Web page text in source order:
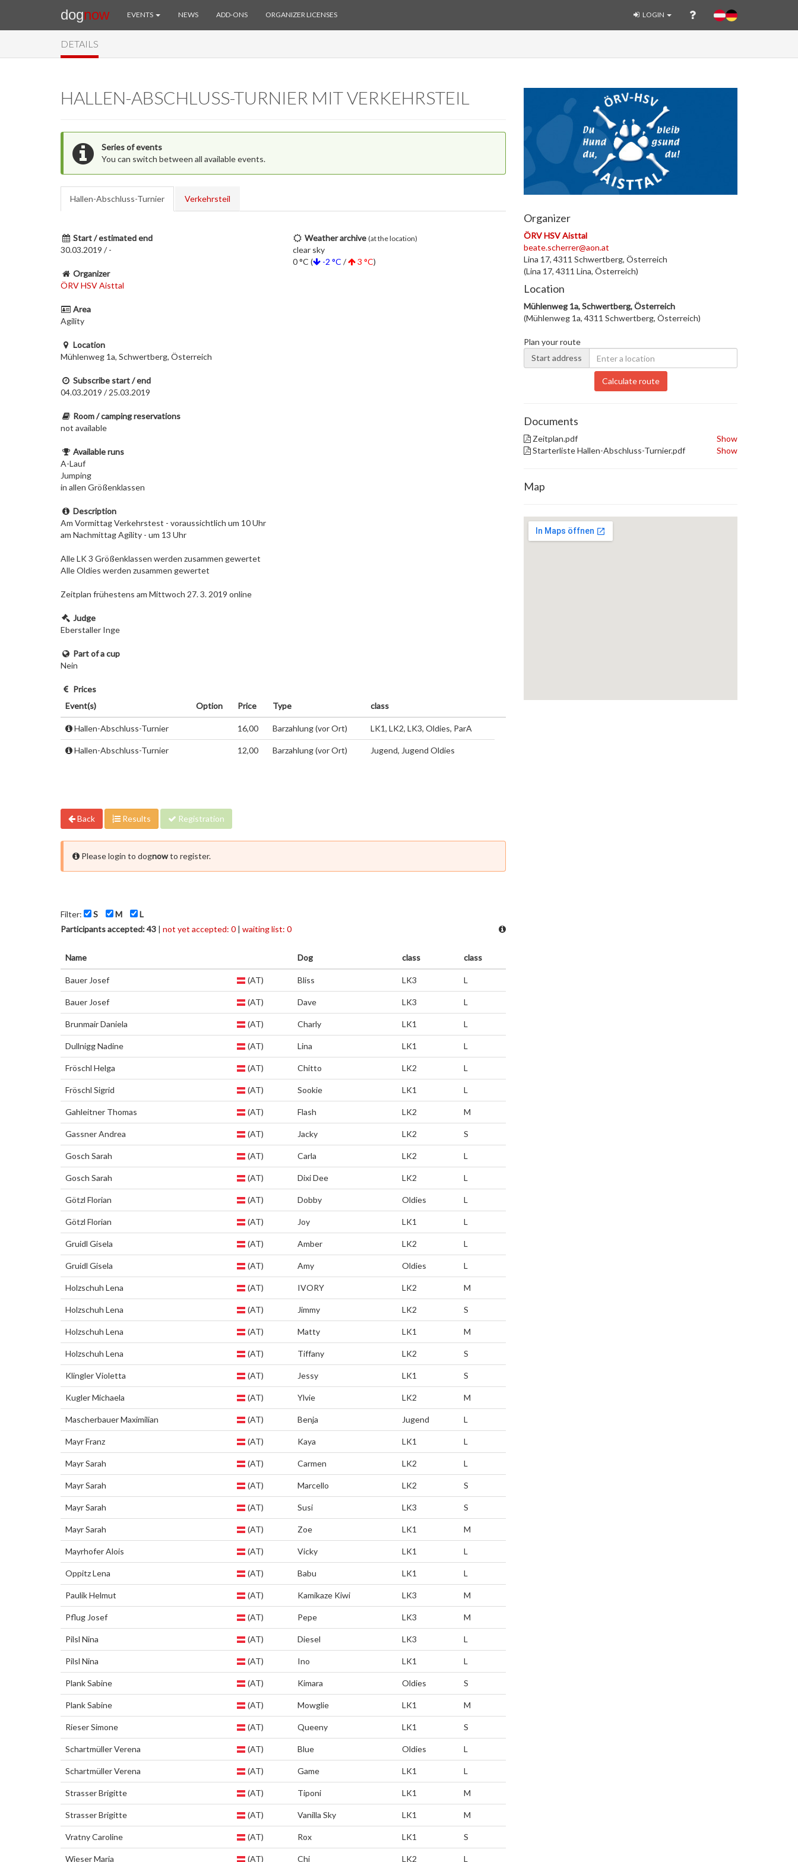
dognow EVENTS NEWS ADD-ONS ORGANIZER LICENSES LOGIN
DETAILS
HALLEN-ABSCHLUSS-TURNIER MIT VERKEHRSTEIL
Series of events
You can switch between all available events.
Hallen-Abschluss-Turnier Verkehrsteil
Start / estimated end
30.03.2019 / -
Organizer
ÖRV HSV Aisttal
Area
Agility
Location
Mühlenweg 1a, Schwertberg, Österreich
Subscribe start / end
04.03.2019 / 25.03.2019
Room / camping reservations
not available
Available runs
A-Lauf
Jumping
in allen Größenklassen
Weather archive (at the location)
clear sky
0 °C (
-2 °C / 3 °C)
Description
Am Vormittag Verkehrstest - voraussichtlich um 10 Uhr
am Nachmittag Agility - um 13 Uhr
Alle LK 3 Größenklassen werden zusammen gewertet
Alle Oldies werden zusammen gewertet
Zeitplan frühestens am Mittwoch 27. 3. 2019 online
Judge
Eberstaller Inge
Part of a cup
Nein
Prices
Event(s)
Option Price Type class
Hallen-Abschluss-Turnier 16,00 Barzahlung (vor Ort) LK1, LK2, LK3, Oldies, ParA
Hallen-Abschluss-Turnier 12,00 Barzahlung (vor Ort) Jugend, Jugend Oldies
Back Results Registration
Please login to dognowto register.
Filter: S M
L
Participants accepted: 43 | not yet accepted: 0 | waiting list: 0
Name Dog class class
Bauer Josef (AT) Bliss LK3 L
Bauer Josef (AT) Dave LK3 L
Brunmair Daniela (AT) Charly LK1 L
Dullnigg Nadine (AT) Lina LK1 L
Fröschl Helga (AT) Chitto LK2 L
Fröschl Sigrid (AT) Sookie LK1 L
Gahleitner Thomas (AT) Flash LK2 M
Gassner Andrea (AT) Jacky LK2 S
Gosch Sarah (AT) Carla LK2 L
Gosch Sarah (AT) Dixi Dee LK2 L
Götzl Florian (AT) Dobby Oldies L
Götzl Florian (AT) Joy LK1 L
Gruidl Gisela (AT) Amber LK2 L
Gruidl Gisela (AT) Amy Oldies L
Holzschuh Lena (AT) IVORY LK2 M
Holzschuh Lena (AT) Jimmy LK2 S
Holzschuh Lena (AT) Matty LK1 M
Holzschuh Lena (AT) Tiffany LK2 S
Klingler Violetta (AT) Jessy LK1 S
Kugler Michaela (AT) Ylvie LK2 M
Mascherbauer Maximilian (AT) Benja Jugend L
Mayr Franz (AT) Kaya LK1 L
Mayr Sarah (AT) Carmen LK2 L
Mayr Sarah (AT) Marcello LK2 S
Mayr Sarah (AT) Susi LK3 S
Mayr Sarah (AT) Zoe LK1 M
Mayrhofer Alois (AT) Vicky LK1 L
Oppitz Lena (AT) Babu LK1 L
Paulik Helmut (AT) Kamikaze Kiwi LK3 M
Pflug Josef (AT) Pepe LK3 M
Pilsl Nina (AT) Diesel LK3 L
Pilsl Nina (AT) Ino LK1 L
Plank Sabine (AT) Kimara Oldies S
Plank Sabine (AT) Mowglie LK1 M
Rieser Simone (AT) Queeny LK1 S
Schartmüller Verena (AT) Blue Oldies L
Schartmüller Verena (AT) Game LK1 L
Strasser Brigitte (AT) Tiponi LK1 M
Strasser Brigitte (AT) Vanilla Sky LK1 M
Vratny Caroline (AT) Rox LK1 S
Wieser Maria (AT) Chi LK2 L
Organizer
ÖRV HSV Aisttal
beate.scherrer@aon.at
Lina 17, 4311 Schwertberg, Österreich
(Lina 17, 4311 Lina, Österreich)
Location
Mühlenweg 1a, Schwertberg, Österreich
(Mühlenweg 1a, 4311 Schwertberg, Österreich)
Plan your route
Start address
Calculate route
Documents
Zeitplan.pdf
Show
Starterliste Hallen-Abschluss-Turnier.pdf
Show
Map